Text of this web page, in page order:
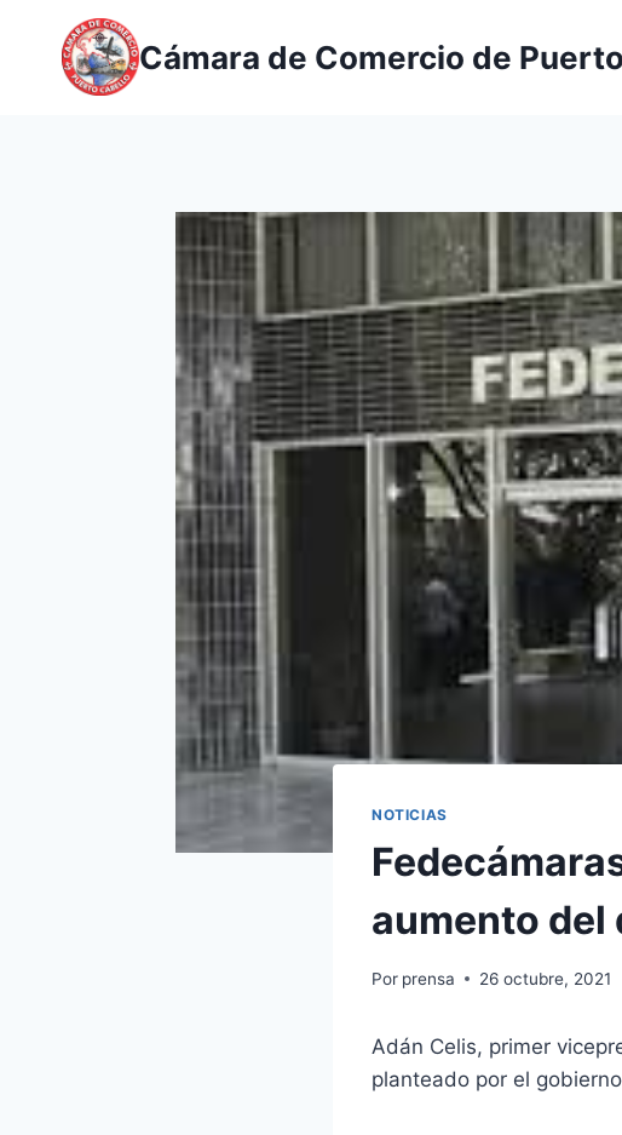
contenido
Cámara de Comercio de
NOTICIAS
aumento del
Por prensa 26 octubre, 2021
Adán Celis, primer
planteado por el